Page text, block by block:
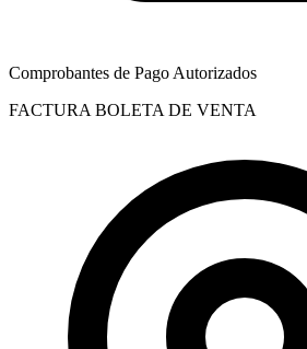
Comprobantes de Pago Autorizados
FACTURA BOLETA DE VENTA